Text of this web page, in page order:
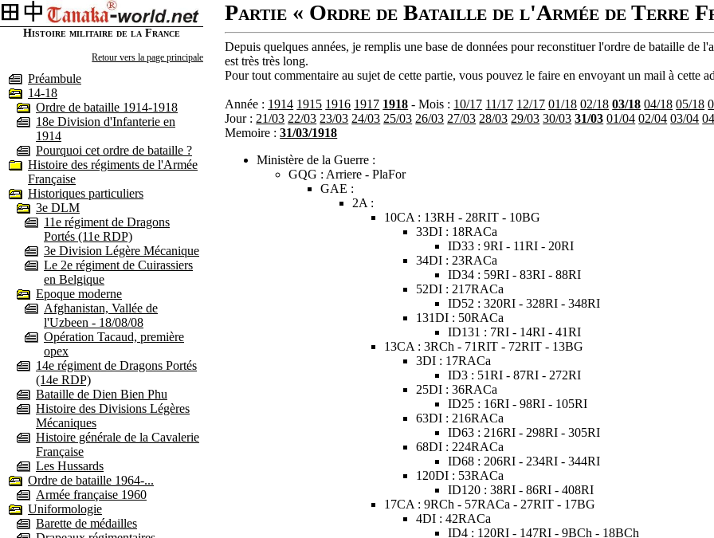
Histoire militaire de la France
Retour vers la page principale
Préambule
14-18
Ordre de bataille 1914-1918
18e Division d'Infanterie en
1914
Pourquoi cet ordre de bataille ?
Histoire des régiments de l'Armée
Française
Historiques particuliers
3e DLM
11e régiment de Dragons
Portés (11e RDP)
3e Division Légère Mécanique
Le 2e régiment de Cuirassiers
en Belgique
Epoque moderne
Afghanistan, Vallée de
l'Uzbeen - 18/08/08
Opération Tacaud, première
opex
14e régiment de Dragons Portés
(14e RDP)
Bataille de Dien Bien Phu
Histoire des Divisions Légères
Mécaniques
Histoire générale de la Cavalerie
Française
Les Hussards
Ordre de bataille 1964-...
Armée française 1960
Uniformologie
Barette de médailles
Partie « Ordre de Bataille de l'Armée de Terre
Depuis quelques années, je remplis une base de données pour reconstituer l'ordre de bataille de
est très très long.
Pour tout commentaire au sujet de cette partie, vous pouvez le faire en envoyant un mail à cette
Année : 1914 1915 1916 1917 1918 - Mois : 10/17 11/17 12/17 01/18 02/18 03/18 04/18 05/18
Jour : 21/03 22/03 23/03 24/03 25/03 26/03 27/03 28/03 29/03 30/03 31/03 01/04 02/04 03/04
Memoire :31/03/1918
Ministère de la Guerre :
GQG : Arriere - PlaFor
GAE :
2A :
10CA : 13RH - 28RIT - 10BG
33DI : 18RACa
ID33 : 9RI - 11RI - 20RI
34DI : 23RACa
ID34 : 59RI - 83RI - 88RI
52DI : 217RACa
ID52 : 320RI - 328RI - 348RI
131DI : 50RACa
ID131 : 7RI - 14RI - 41RI
13CA : 3RCh - 71RIT - 72RIT - 13BG
3DI : 17RACa
ID3 : 51RI - 87RI - 272RI
25DI : 36RACa
ID25 : 16RI - 98RI - 105RI
63DI : 216RACa
ID63 : 216RI - 298RI - 305RI
68DI : 224RACa
ID68 : 206RI - 234RI - 344RI
120DI : 53RACa
ID120 : 38RI - 86RI - 408RI
17CA : 9RCh - 57RACa - 27RIT - 17BG
4DI : 42RACa
ID4 : 120RI - 147RI - 9BCh - 18BCh